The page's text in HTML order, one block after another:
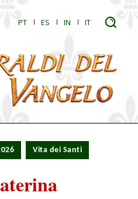
PT ES IN IT
Vita dei Santi